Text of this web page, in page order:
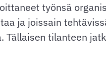
työnsä
ja joissain
tilanteen